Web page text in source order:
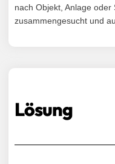
nach Objekt, Anlage
zusammengesucht und
Lösung